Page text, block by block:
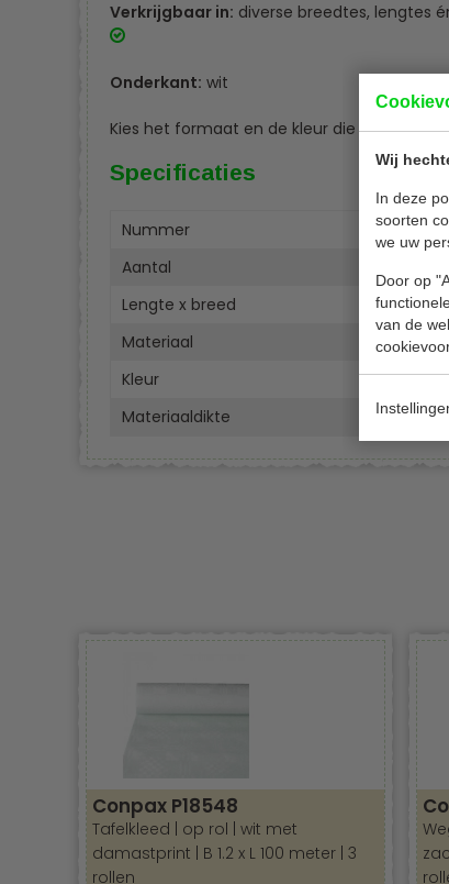
Wij
In deze
soorten
we uw
Door op
van de
Verkrijgbaar in: diverse breedtes, lengtes
Onderkant: wit
Kies het formaat en de kleur die bij jouw
Specificaties
Nummer
Aantal
Lengte x breed
Materiaal
Kleur
Materiaaldikte
Conpax P18548
Tafelkleed | op rol | wit met
damastprint | B 1.2 x L 100 meter | 3
rollen